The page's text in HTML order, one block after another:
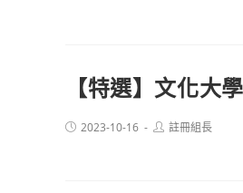
【特選】文化大
Post2023-10-16
Post註冊組長